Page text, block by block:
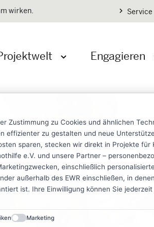
Zustimmung zu Cookies und ähnlichen
effizienter zu gestalten und neue
sparen, stecken wir direkt in Projekte für
e.V. und unsere Partner –
einschließlich
außerhalb des EWR einschließen, in
ist. Ihre Einwilligung können Sie
Marketing
wirken. Service
Engagieren